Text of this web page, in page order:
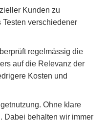
Kunden zu
verschiedener
regelmässig die
auf die Relevanz der
Kosten und
Ohne klare
Dabei behalten wir immer